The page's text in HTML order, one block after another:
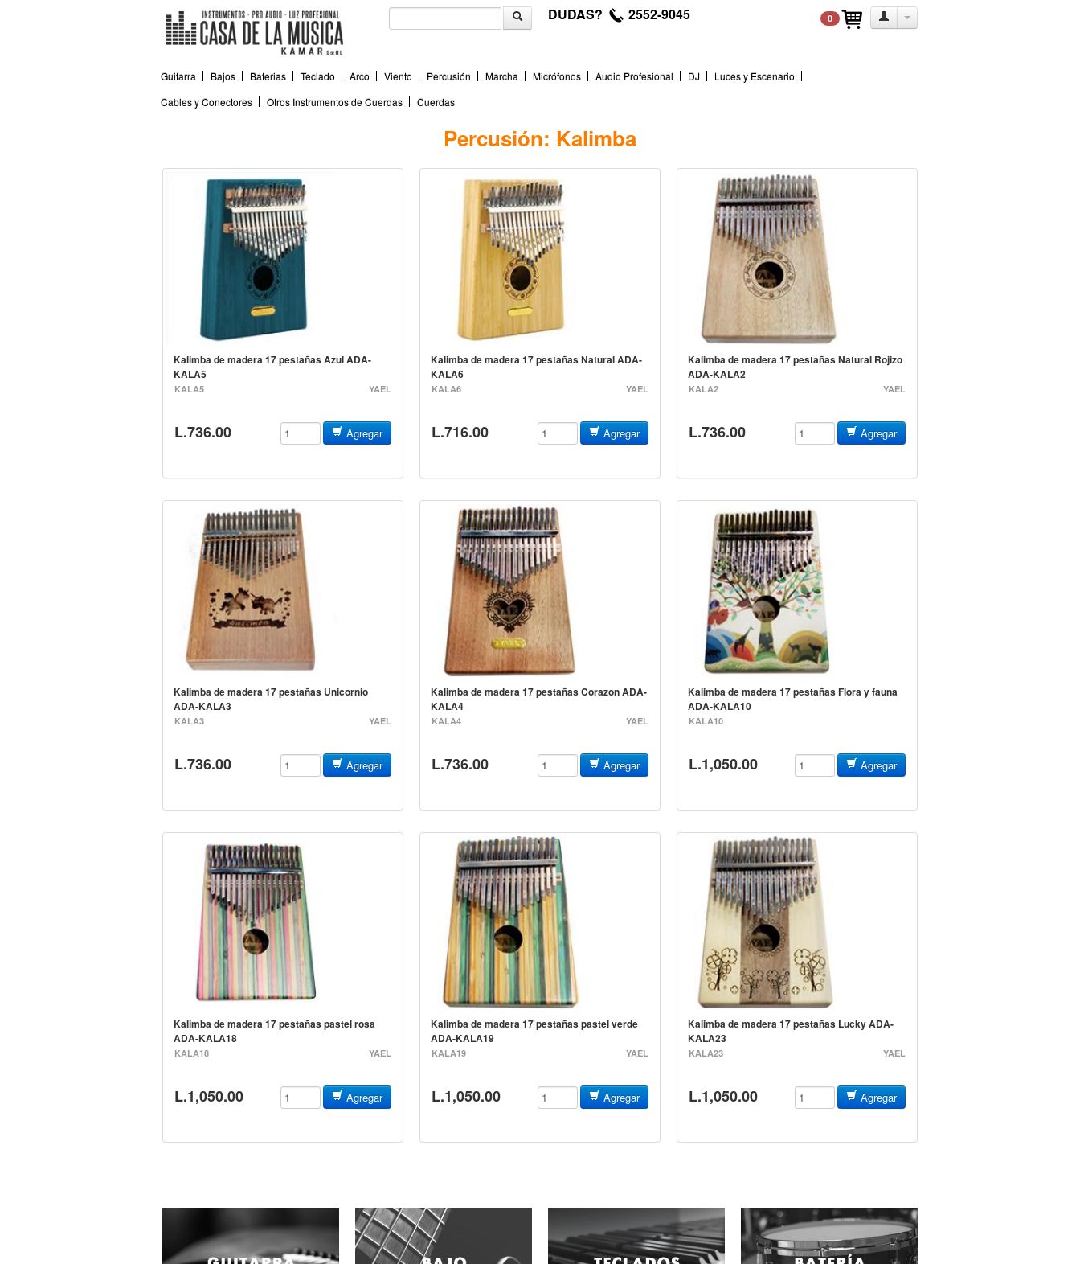
DUDAS? 2552-9045 0
Guitarra Bajos Baterias Teclado Arco Viento Percusión Marcha Micrófonos Audio Profesional DJ
Luces y Escenario
Cables y Conectores
Otros Instrumentos de Cuerdas Cuerdas
Percusión: Kalimba
Kalimba de madera 17 pestañas Azul ADA-
KALA5
KALA5 YAEL
L.736.00 Agregar
Kalimba de madera 17 pestañas Natural ADA-
KALA6
KALA6 YAEL
L.716.00 Agregar
Kalimba de madera 17 pestañas Natural Rojizo
ADA-KALA2
KALA2 YAEL
L.736.00 Agregar
Kalimba de madera 17 pestañas Unicornio
ADA-KALA3
KALA3 YAEL
L.736.00 Agregar
Kalimba de madera 17 pestañas Corazon ADA-
KALA4
KALA4 YAEL
L.736.00 Agregar
Kalimba de madera 17 pestañas Flora y fauna
ADA-KALA10
KALA10
L.1,050.00 Agregar
Kalimba de madera 17 pestañas pastel rosa
ADA-KALA18
KALA18 YAEL
L.1,050.00 Agregar
Kalimba de madera 17 pestañas pastel verde
ADA-KALA19
KALA19 YAEL
L.1,050.00 Agregar
Kalimba de madera 17 pestañas Lucky ADA-
KALA23
KALA23 YAEL
L.1,050.00 Agregar